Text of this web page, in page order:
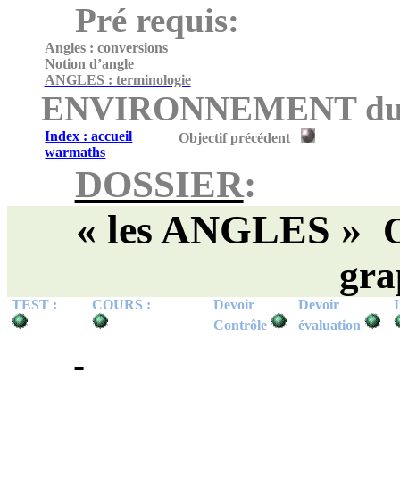
Pré requis:
Angles : conversions
Notion d’angle
ANGLES : terminologie
ENVIRONNEMENT
Index : accueil
warmaths
Objectif précédent
DOSSIER:
« lesANGLES »
TEST : COURS :
Devoir
Contrôle
Devoir
évaluation